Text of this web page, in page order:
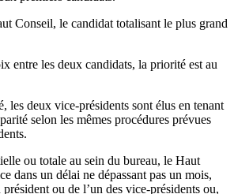
Conseil, le candidat totalisant le plus grand
entre les deux candidats, la priorité est au
les deux vice-présidents sont élus en tenant
selon les mêmes procédures prévues
ou totale au sein du bureau, le Haut
dans un délai ne dépassant pas un mois,
ou de l’un des vice-présidents ou,